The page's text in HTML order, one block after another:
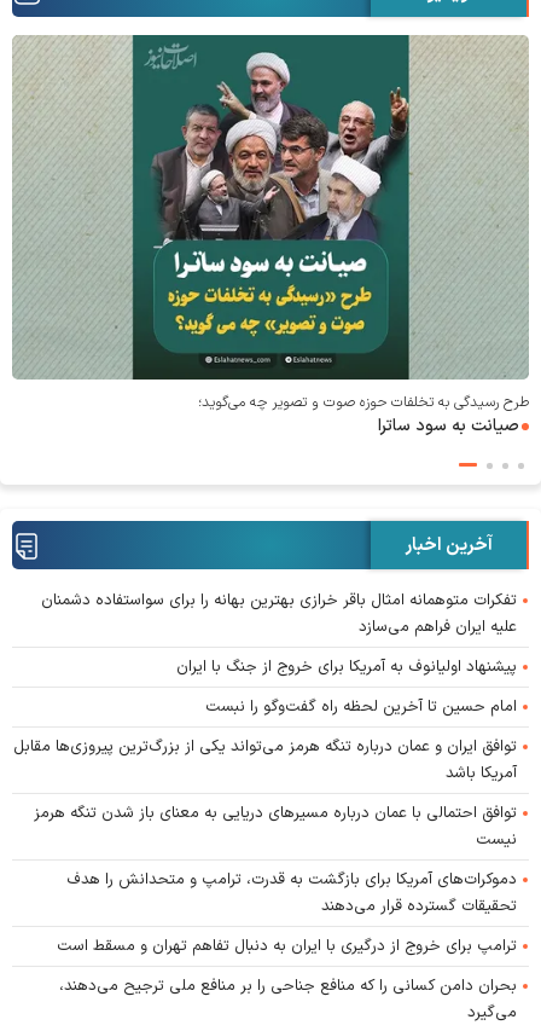
آخرین اخبار
تفکرات متوهمانه امثال باقر خرازی بهترین بهانه را برای سواستفاده دشمنان
علیه ایران فراهم می‌سازد
پیشنهاد اولیانوف به آمریکا برای خروج از جنگ با ایران
امام حسین تا آخرین لحظه راه گفت‌و‌گو را نبست
توافق ایران و عمان درباره تنگه هرمز می‌تواند یکی از بزرگ‌ترین پیروزی‌ها مقابل
آمریکا باشد
توافق احتمالی با عمان درباره مسیر‌های دریایی به معنای باز شدن تنگه هرمز
نیست
دموکرات‌های آمریکا برای بازگشت به قدرت، ترامپ و متحدانش را هدف
تحقیقات گسترده قرار می‌دهند
ترامپ برای خروج از درگیری با ایران به دنبال تفاهم تهران و مسقط است
بحران دامن کسانی را که منافع جناحی را بر منافع ملی ترجیح می‌دهند،
می‌گیرد